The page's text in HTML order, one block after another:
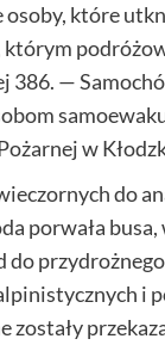
które
—
w
do
porwała
do
i
zostały